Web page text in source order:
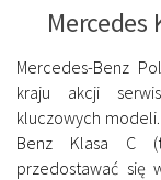
Mercedes
Mercedes-Benz
kraju akcji
kluczowych
Benz Klasa C
przedostawać się